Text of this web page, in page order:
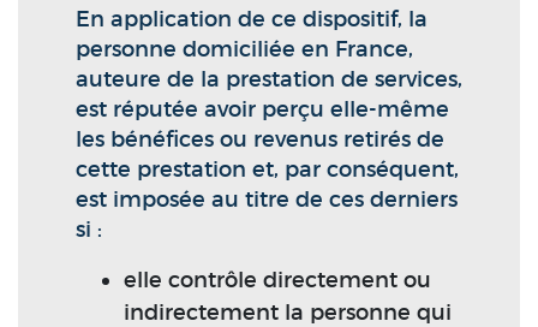
En application de ce dispositif, la
personne domiciliée en France,
auteure de la prestation de services,
est réputée avoir perçu elle-même
les bénéfices ou revenus retirés de
cette prestation et, par conséquent,
est imposée au titre de ces derniers
si :
elle contrôle directement ou
indirectement la personne qui